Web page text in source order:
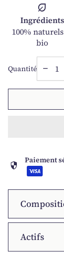
nest_eco_leaf
Ingrédients
100%
bio
Quantité remove
security Paiement
Actifs